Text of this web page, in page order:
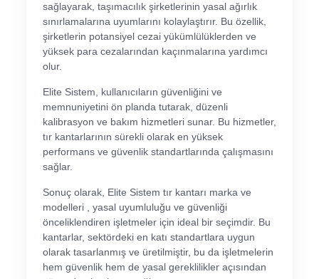
sağlayarak, taşımacılık şirketlerinin yasal ağırlık
sınırlamalarına uyumlarını kolaylaştırır. Bu özellik,
şirketlerin potansiyel cezai yükümlülüklerden ve
yüksek para cezalarından kaçınmalarına yardımcı
olur.
Elite Sistem, kullanıcıların güvenliğini ve
memnuniyetini ön planda tutarak, düzenli
kalibrasyon ve bakım hizmetleri sunar. Bu hizmetler,
tır kantarlarının sürekli olarak en yüksek
performans ve güvenlik standartlarında çalışmasını
sağlar.
Sonuç olarak, Elite Sistem tır kantarı marka ve
modelleri , yasal uyumluluğu ve güvenliği
önceliklendiren işletmeler için ideal bir seçimdir. Bu
kantarlar, sektördeki en katı standartlara uygun
olarak tasarlanmış ve üretilmiştir, bu da işletmelerin
hem güvenlik hem de yasal gereklilikler açısından